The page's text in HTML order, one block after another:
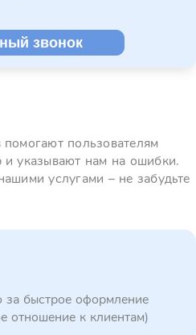
звонок
пользователям
и указывают нам на ошибки.
услугами – не забудьте
за быстрое оформление
отношение к клиентам)